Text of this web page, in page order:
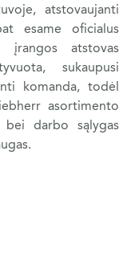
atstovaujanti
esame oficialus
įrangos atstovas
sukaupusi
komanda, todėl
asortimento
bei darbo sąlygas